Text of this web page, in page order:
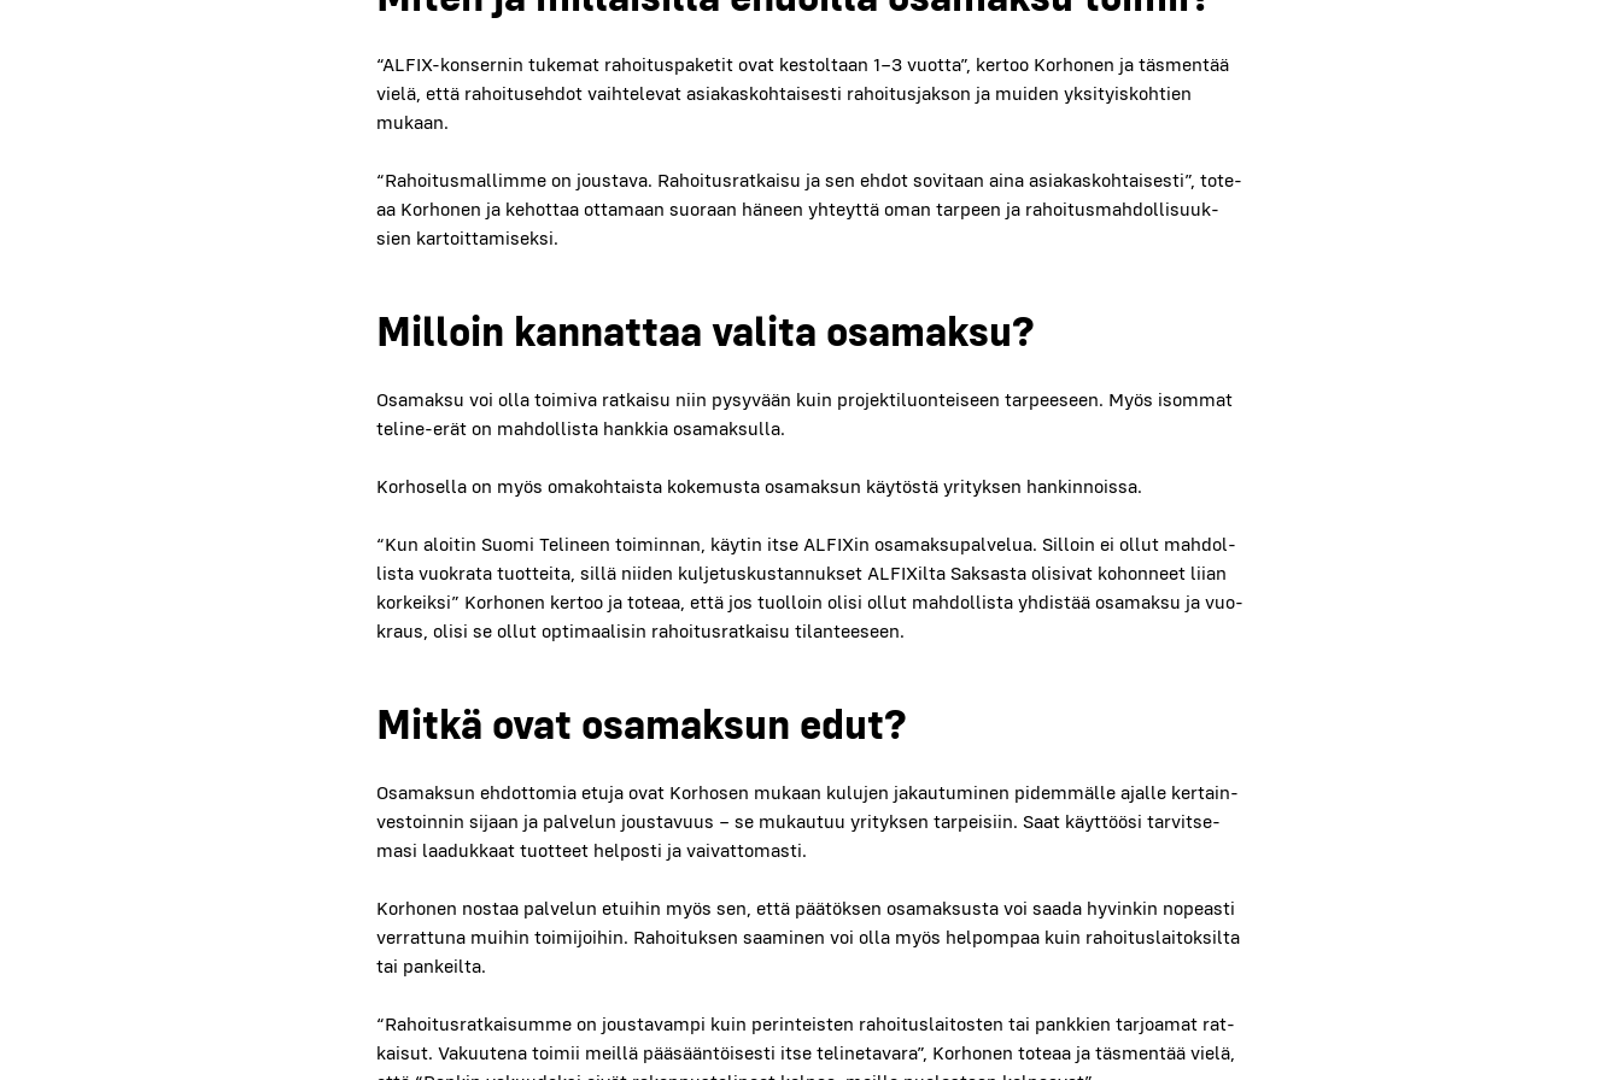
“ALFIX-kon­ser­nin tuke­mat rahoi­tus­pa­ke­tit ovat kes­tol­taan 1–3 vuot­ta”, ker­too Kor­ho­nen ja täs­men­tää
vie­lä, että rahoi­tuseh­dot vaih­te­le­vat asia­kas­koh­tai­ses­ti rahoi­tus­jak­son ja mui­den yksi­tyis­koh­tien
mukaan.
“Rahoi­tus­mal­lim­me on jous­ta­va. Rahoi­tus­rat­kai­su ja sen ehdot sovi­taan aina asia­kas­koh­tai­ses­ti”, tote­
aa Kor­ho­nen ja kehot­taa otta­maan suo­raan häneen yhteyt­tä oman tar­peen ja rahoi­tus­mah­dol­li­suuk­
sien kar­toit­ta­mi­sek­si.
Mil­loin kan­nat­taa vali­ta osa­mak­su?
Osa­mak­su voi olla toi­mi­va rat­kai­su niin pysy­vään kuin pro­jek­ti­luon­tei­seen tar­pee­seen. Myös isom­mat
teli­ne-erät on mah­dol­lis­ta hank­kia osa­mak­sul­la.
Kor­ho­sel­la on myös oma­koh­tais­ta koke­mus­ta osa­mak­sun käy­tös­tä yri­tyk­sen han­kin­nois­sa.
“Kun aloi­tin Suo­mi Teli­neen toi­min­nan, käy­tin itse ALFIXin osa­mak­su­pal­ve­lua. Sil­loin ei ollut mah­dol­
lis­ta vuo­kra­ta tuot­tei­ta, sil­lä nii­den kul­je­tus­kus­tan­nuk­set ALFIXil­ta Sak­sas­ta oli­si­vat kohon­neet lii­an
kor­keik­si” Kor­ho­nen ker­too ja tote­aa, että jos tuol­loin oli­si ollut mah­dol­lis­ta yhdis­tää osa­mak­su ja vuo­
kraus, oli­si se ollut opti­maa­li­sin rahoi­tus­rat­kai­su tilan­tee­seen.
Mit­kä ovat osa­mak­sun edut?
Osa­mak­sun ehdot­to­mia etu­ja ovat Kor­ho­sen mukaan kulu­jen jakau­tu­mi­nen pidem­mäl­le ajal­le ker­tain­
ves­toin­nin sijaan ja pal­ve­lun jous­ta­vuus – se mukau­tuu yri­tyk­sen tar­pei­siin. Saat käyt­töö­si tar­vit­se­
ma­si laa­duk­kaat tuot­teet hel­pos­ti ja vai­vat­to­mas­ti.
Kor­ho­nen nos­taa pal­ve­lun etui­hin myös sen, että pää­tök­sen osa­mak­sus­ta voi saa­da hyvin­kin nopeas­ti
ver­rat­tu­na mui­hin toi­mi­joi­hin. Rahoi­tuk­sen saa­mi­nen voi olla myös hel­pom­paa kuin rahoi­tus­lai­tok­sil­ta
tai pan­keil­ta.
“Rahoi­tus­rat­kai­sum­me on jous­ta­vam­pi kuin perin­teis­ten rahoi­tus­lai­tos­ten tai pank­kien tar­joa­mat rat­
kai­sut. Vakuu­te­na toi­mii meil­lä pää­sään­töi­ses­ti itse teli­ne­ta­va­ra”, Kor­ho­nen tote­aa ja täs­men­tää vie­lä,